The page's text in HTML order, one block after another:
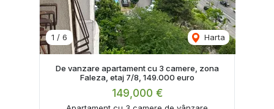
1 / 6 Harta
De vanzare apartament cu 3 camere, zona
Faleza, etaj 7/8, 149.000 euro
149,000 €